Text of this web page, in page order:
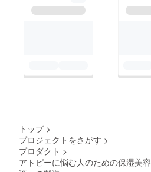
トップ >
プロジェクトをさがす >
プロダクト >
アトピーに悩む人のための保湿美